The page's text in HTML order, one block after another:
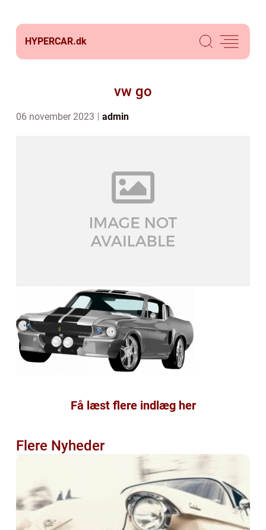
HYPERCAR.dk
vw go
06 november 2023 admin
Få læst flere indlæg her
Flere Nyheder